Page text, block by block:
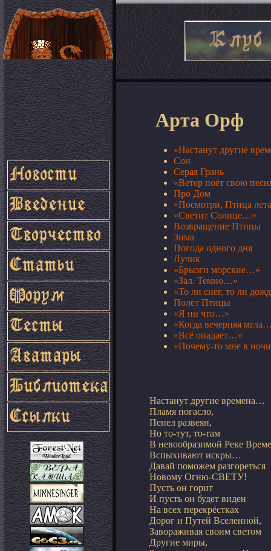
Арта Орф
«Настанут другие
Сон
Серая Грань
«Ветер поёт свою
Про Дом
«Посмотри, Птица
«Светит Солнце…»
Возвращение Птицы
Зима
Погода одного дня
Лучик
«Брызги морские…»
«Зал. Темно…»
«То ли снег, то ли
Полёт Птицы
«Я ни что…»
«Когда вечерняя
«Всё опадает…»
«Почему-то мне в
Настанут другие времена…
Пламя погасло,
Пепел развеян,
Но то-тут, то-там
В невообразимой Реке
Вспыхивают искры…
Давай поможем разгореться
Новому Огню-СВЕТУ!
Пусть он горит
И пусть он будет виден
На всех перекрёстках
Дорог и Путей Вселенной,
Завораживая своим светом
Другие миры,